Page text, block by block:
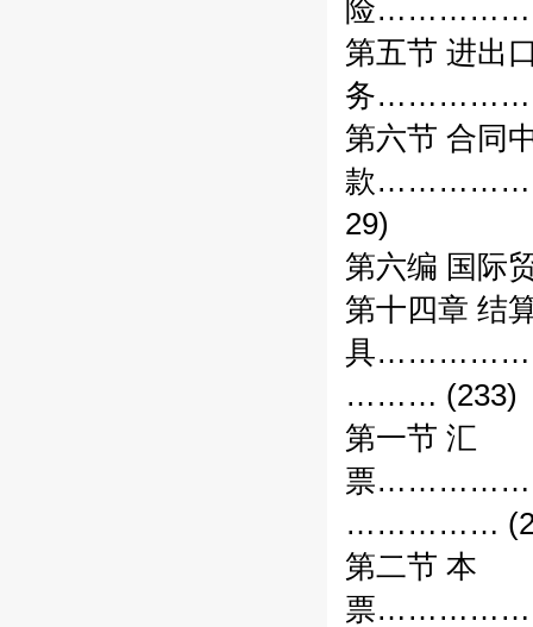
险
第五节 进出
务
第六节 合同
款
29)
第六编 国际
第十四章 结
具
……… (233)
第一节 汇
票
……………
第二节 本
票